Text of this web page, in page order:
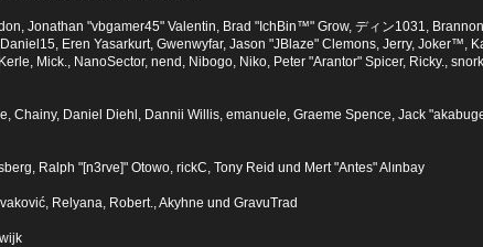
Jonathan "vbgamer45" Valentin, Brad "IchBin™" Grow, ディン1031,
Eren Yasarkurt, Gwenwyfar, Jason "JBlaze" Clemons, Jerry, Joker™,
Mick., NanoSector, nend, Nibogo, Niko, Peter "Arantor" Spicer, Ricky.,
Chainy, Daniel Diehl, Dannii Willis, emanuele, Graeme Spence, Jack
Ralph "[n3rve]" Otowo, rickC, Tony Reid und Mert "Antes" Alınbay
Relyana, Robert., Akyhne und GravuTrad